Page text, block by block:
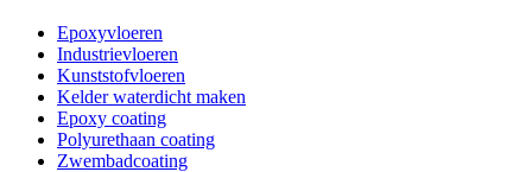
Epoxyvloeren
Industrievloeren
Kunststofvloeren
Kelder waterdicht maken
Epoxy coating
Polyurethaan coating
Zwembadcoating